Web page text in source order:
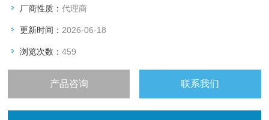
厂商性质：代理商
更新时间： 2026-06-18
浏览次数：459
产品咨询 联系我们